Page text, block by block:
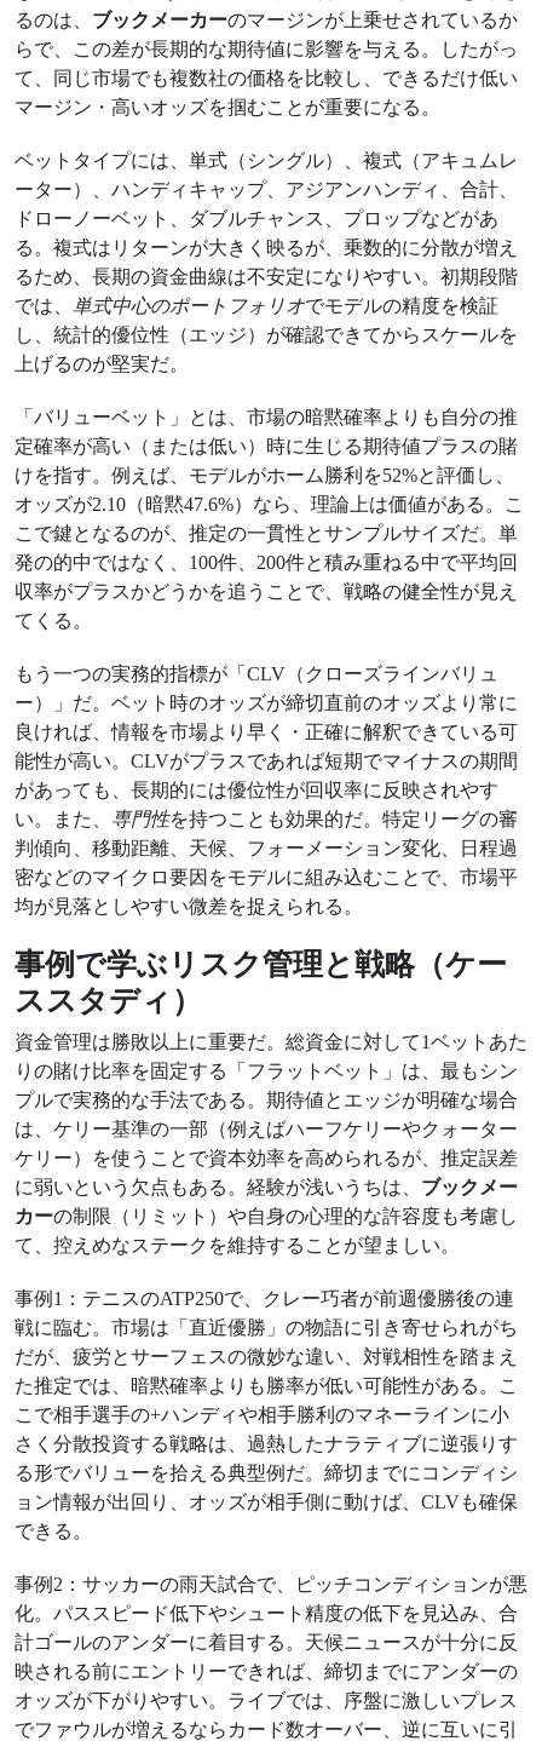
るのは、 ブックメーカーのマージンが上乗せされているか
らで、この差が長期的な期待値に影響を与える。したがっ
て、同じ市場でも複数社の価格を比較し、できるだけ低い
マージン・高いオッズを掴むことが重要になる。
ベットタイプには、単式（シングル）、複式（アキュムレ
ーター）、ハンディキャップ、アジアンハンディ、合計、
ドローノーベット、ダブルチャンス、プロップなどがあ
る。複式はリターンが大きく映るが、乗数的に分散が増え
るため、長期の資金曲線は不安定になりやすい。初期段階
では、 単式中心のポートフォリオでモデルの精度を検証
し、統計的優位性（エッジ）が確認できてからスケールを
上げるのが堅実だ。
「バリューベット」とは、市場の暗黙確率よりも自分の推
定確率が高い（または低い）時に生じる期待値プラスの賭
けを指す。例えば、モデルがホーム勝利を52%と評価し、
オッズが2.10（暗黙47.6%）なら、理論上は価値がある。こ
こで鍵となるのが、推定の一貫性とサンプルサイズだ。単
発の的中ではなく、100件、200件と積み重ねる中で平均回
収率がプラスかどうかを追うことで、戦略の健全性が見え
てくる。
もう一つの実務的指標が「CLV（クローズラインバリュ
ー）」だ。ベット時のオッズが締切直前のオッズより常に
良ければ、情報を市場より早く・正確に解釈できている可
能性が高い。CLVがプラスであれば短期でマイナスの期間
があっても、長期的には優位性が回収率に反映されやす
い。また、 専門性を持つことも効果的だ。特定リーグの審
判傾向、移動距離、天候、フォーメーション変化、日程過
密などのマイクロ要因をモデルに組み込むことで、市場平
均が見落としやすい微差を捉えられる。
事例で学ぶリスク管理と戦略（ケー
ススタディ）
資金管理は勝敗以上に重要だ。総資金に対して1ベットあた
りの賭け比率を固定する「フラットベット」は、最もシン
プルで実務的な手法である。期待値とエッジが明確な場合
は、ケリー基準の一部（例えばハーフケリーやクォーター
ケリー）を使うことで資本効率を高められるが、推定誤差
に弱いという欠点もある。経験が浅いうちは、 ブックメー
カーの制限（リミット）や自身の心理的な許容度も考慮し
て、控えめなステークを維持することが望ましい。
事例1：テニスのATP250で、クレー巧者が前週優勝後の連
戦に臨む。市場は「直近優勝」の物語に引き寄せられがち
だが、疲労とサーフェスの微妙な違い、対戦相性を踏まえ
た推定では、暗黙確率よりも勝率が低い可能性がある。こ
こで相手選手の+ハンディや相手勝利のマネーラインに小
さく分散投資する戦略は、過熱したナラティブに逆張りす
る形でバリューを拾える典型例だ。締切までにコンディシ
ョン情報が出回り、オッズが相手側に動けば、CLVも確保
できる。
事例2：サッカーの雨天試合で、ピッチコンディションが悪
化。パススピード低下やシュート精度の低下を見込み、合
計ゴールのアンダーに着目する。天候ニュースが十分に反
映される前にエントリーできれば、締切までにアンダーの
オッズが下がりやすい。ライブでは、序盤に激しいプレス
でファウルが増えるならカード数オーバー、逆に互いに引